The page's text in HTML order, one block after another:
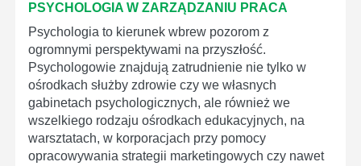
PSYCHOLOGIA W ZARZĄDZANIU PRACA
Psychologia to kierunek wbrew pozorom z
ogromnymi perspektywami na przyszłość.
Psychologowie znajdują zatrudnienie nie tylko w
ośrodkach służby zdrowie czy we własnych
gabinetach psychologicznych, ale również we
wszelkiego rodzaju ośrodkach edukacyjnych, na
warsztatach, w korporacjach przy pomocy
opracowywania strategii marketingowych czy nawet